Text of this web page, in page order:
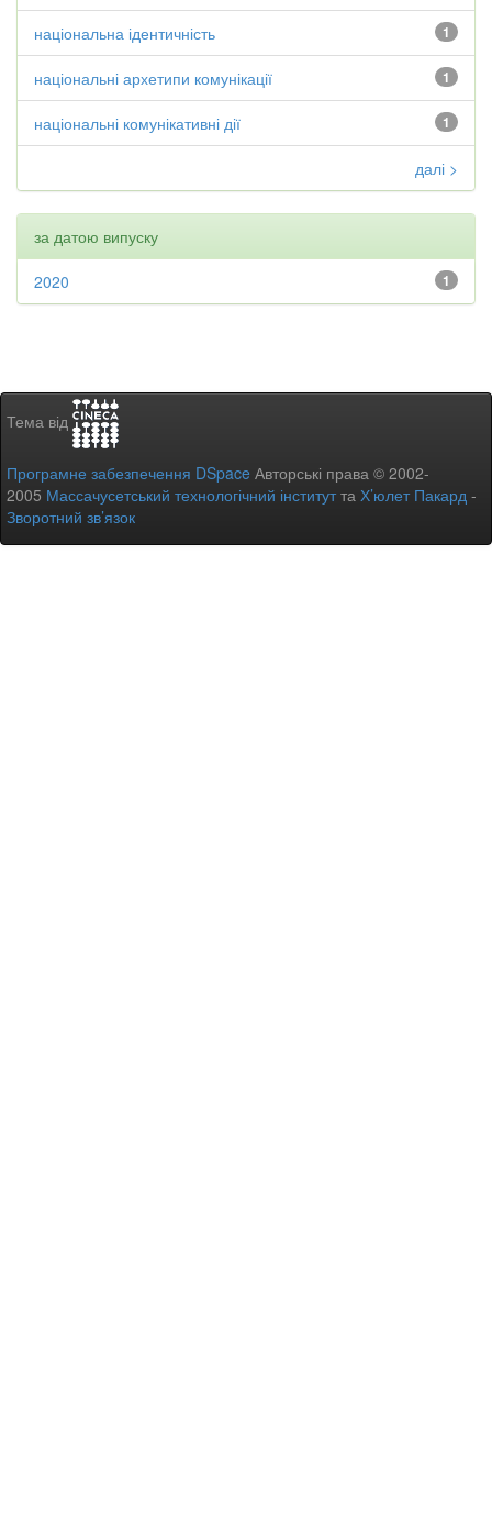
1
національна ідентичність
1
національні архетипи комунікації
1
національні комунікативні дії
далі >
за датою випуску
1
2020
Тема від
Програмне забезпечення DSpace Авторські права © 2002-
2005 Массачусетський технологічний інститутта Х’юлет Пакард -
Зворотний зв’язок